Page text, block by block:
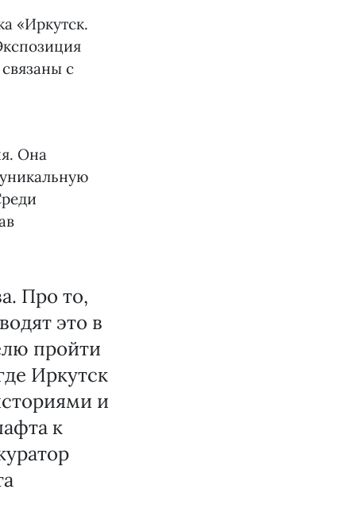
«Иркутск.
с
Она
Про то,
это в
пройти
Иркутск
и
к